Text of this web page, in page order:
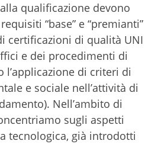
qualificazione devono
“base” e “premianti”
certificazioni di qualità UNI
e dei procedimenti di
l’applicazione di criteri di
e sociale nell’attività di
Nell’ambito di
sugli aspetti
tecnologica, già introdotti